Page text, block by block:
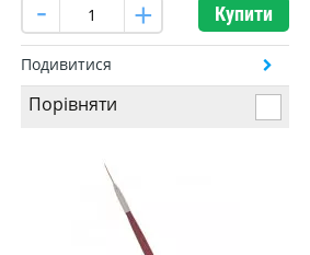
Купити
Подивитися
Порівняти